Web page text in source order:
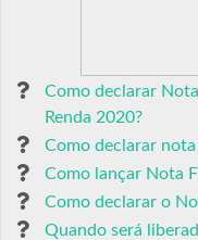
Como declarar
Renda 2020?
Como declarar
Como lançar Nota
Como declarar o
Quando será